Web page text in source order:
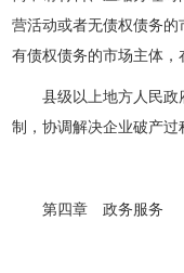
营活动或者无债权债务
有债权债务的市场主体，
县级以上地方人民
制，协调解决企业破产过
第四章 政务服务